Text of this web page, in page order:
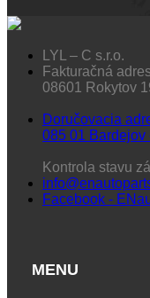
LYL – C s.r.o.
Fakturačná
08601 Rokytov
Doručovacia
085 01 Bardejov
Kontrola stavu
Facebook -
MENU